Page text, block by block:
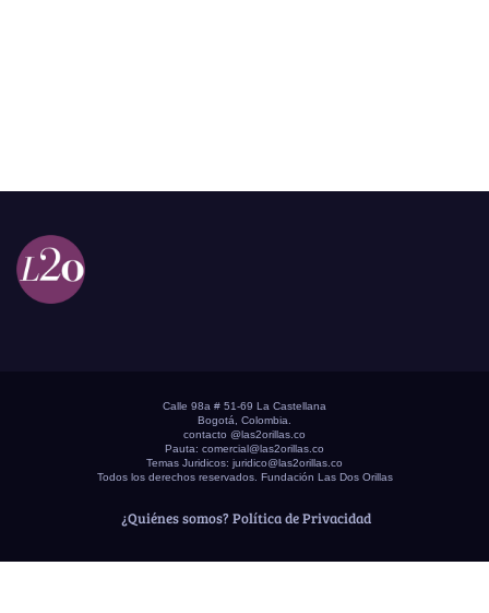
Calle 98a # 51-69 La Castellana
Bogotá, Colombia.
contacto @las2orillas.co
Pauta: comercial@las2orillas.co
Temas Juridicos: juridico@las2orillas.co
Todos los derechos reservados. Fundación Las Dos Orillas
¿Quiénes somos? Política de Privacidad